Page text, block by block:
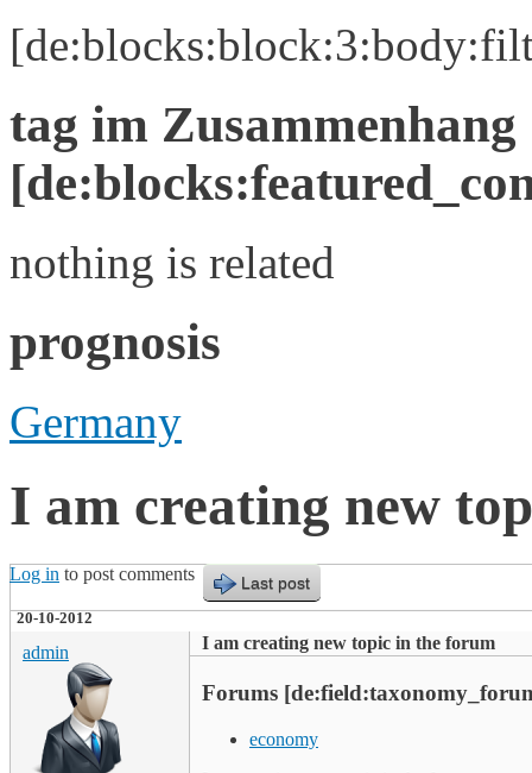
tag im Zusammenhang
nothing is related
prognosis
Germany
I am creating new
Log in to post comments Last post
20-10-2012
admin I am creating new topic in the forum
Forums
economy